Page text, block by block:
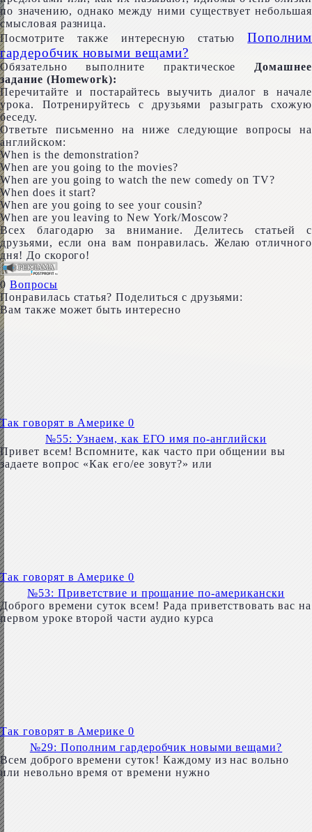
по значению, однако между ними существует небольшая
смысловая разница.
Посмотрите также интересную статью Пополним
гардеробчик новыми вещами?
Обязательно выполните практическое Домашнее
задание (Home­work):
Перечитайте и постарайтесь выучить диалог в начале
урока. Потренируйтесь с друзьями разыграть схожую
беседу.
Ответьте письменно на ниже следующие вопросы на
английском:
When is the demonstration?
When are you going to the movies?
When are you going to watch the new com­e­dy on TV?
When does it start?
When are you going to see your cousin?
When are you leav­ing to New York/Moscow?
Всех благодарю за внимание. Делитесь статьей с
друзьями, если она вам понравилась. Желаю отличного
дня! До скорого!
0 Вопросы
Понравилась статья? Поделиться с друзьями:
Вам также может быть интересно
Так говорят в Америке 0
№55: Узнаем, как ЕГО имя по-английски
Привет всем! Вспомните, как часто при общении вы
задаете вопрос «Как его/ее зовут?» или
Так говорят в Америке 0
№53: Приветствие и прощание по-американски
Доброго времени суток всем! Рада приветствовать вас на
первом уроке второй части аудио курса
Так говорят в Америке 0
№29: Пополним гардеробчик новыми вещами?
Всем доброго времени суток! Каждому из нас вольно
или невольно время от времени нужно